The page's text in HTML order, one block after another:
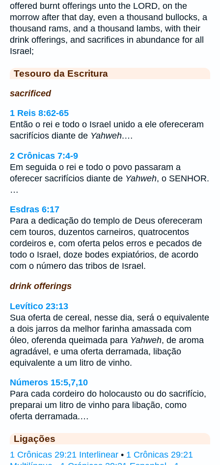
offered burnt offerings unto the LORD, on the
morrow after that day, even a thousand bullocks, a
thousand rams, and a thousand lambs, with their
drink offerings, and sacrifices in abundance for all
Israel;
Tesouro da Escritura
sacrificed
1 Reis 8:62-65
Então o rei e todo o Israel unido a ele ofereceram
sacrifícios diante de Yahweh.…
2 Crônicas 7:4-9
Em seguida o rei e todo o povo passaram a
oferecer sacrifícios diante de Yahweh, o SENHOR.
…
Esdras 6:17
Para a dedicação do templo de Deus ofereceram
cem touros, duzentos carneiros, quatrocentos
cordeiros e, com oferta pelos erros e pecados de
todo o Israel, doze bodes expiatórios, de acordo
com o número das tribos de Israel.
drink offerings
Levítico 23:13
Sua oferta de cereal, nesse dia, será o equivalente
a dois jarros da melhor farinha amassada com
óleo, oferenda queimada para Yahweh, de aroma
agradável, e uma oferta derramada, libação
equivalente a um litro de vinho.
Números 15:5,7,10
Para cada cordeiro do holocausto ou do sacrifício,
preparai um litro de vinho para libação, como
oferta derramada.…
Ligações
1 Crônicas 29:21 Interlinear • 1 Crônicas 29:21